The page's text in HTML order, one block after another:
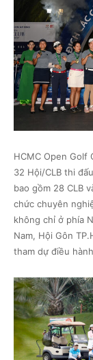
HCMC Open Golf
32 Hội/CLB thi
bao gồm 28 CLB
chức chuyên
không chỉ ở phía
Nam, Hội Gôn
tham dự điều